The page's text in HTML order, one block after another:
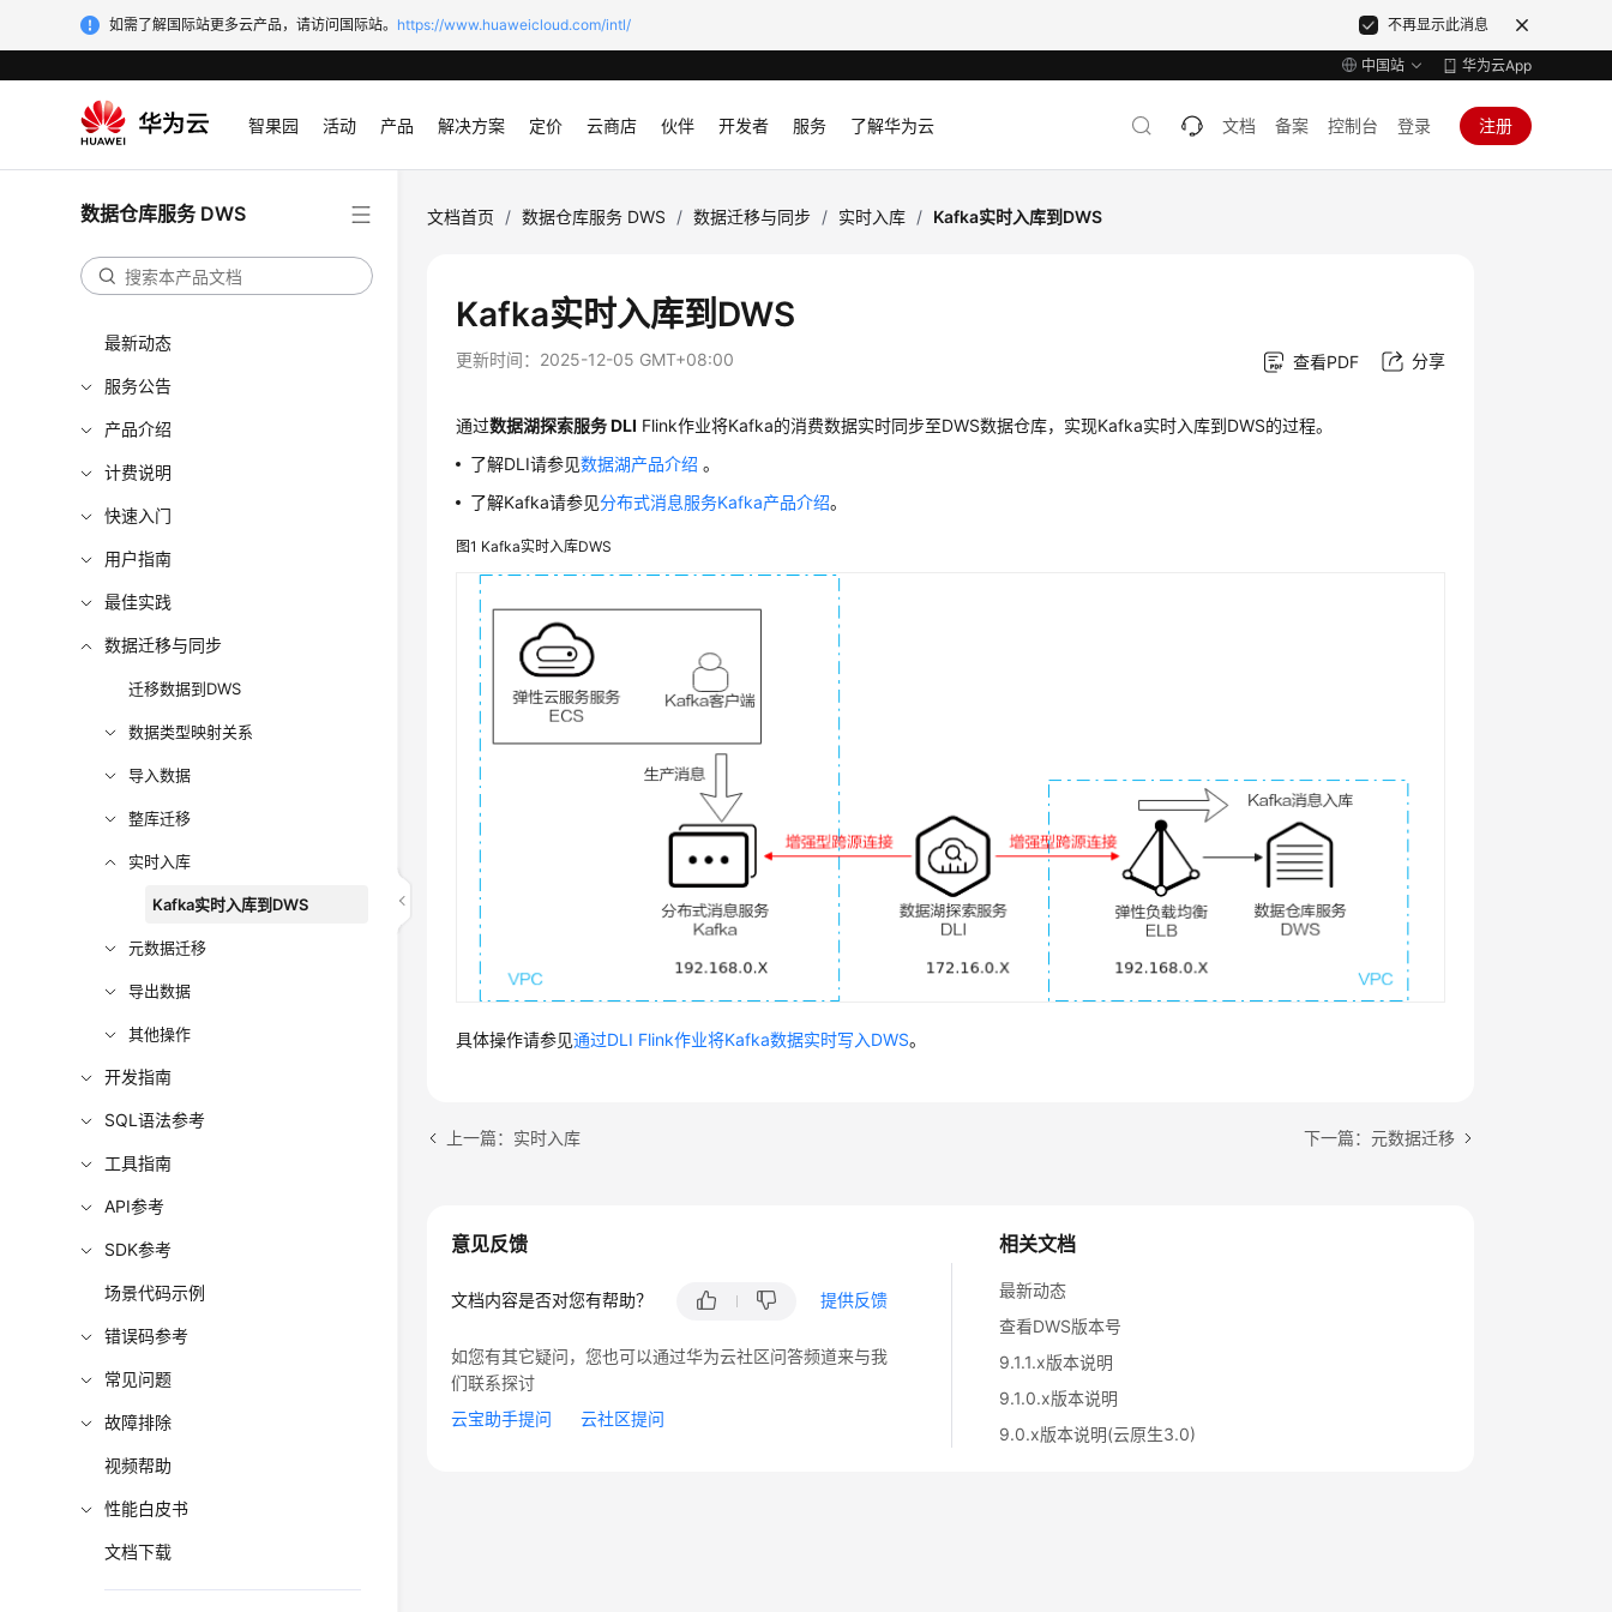
如需了解国际站更多云产品，请访问国际站。 https://www.huaweicloud.com/intl/ 不再显示此消息
中国站 华为云App
智果园 活动 产品 解决方案 定价 云商店 伙伴 开发者 服务 了解华为云 文档 备案 控制台 登录 注册
数据仓库服务 DWS
最新动态
服务公告
产品介绍
计费说明
快速入门
用户指南
最佳实践
数据迁移与同步
迁移数据到DWS
数据类型映射关系
导入数据
整库迁移
实时入库
Kafka实时入库到DWS
元数据迁移
导出数据
其他操作
开发指南
SQL语法参考
工具指南
API参考
SDK参考
场景代码示例
错误码参考
常见问题
故障排除
视频帮助
性能白皮书
文档下载
文档首页 / 数据仓库服务 DWS / 数据迁移与同步 / 实时入库 / Kafka实时入库到DWS
Kafka实时入库到DWS
更新时间： 2025-12-05 GMT+08:00 查看PDF 分享
通过数据湖探索服务 DLI Flink作业将Kafka的消费数据实时同步至DWS数据仓库，实现Kafka实时入库到DWS的过程。
了解DLI请参见数据湖产品介绍 。
了解Kafka请参见分布式消息服务Kafka产品介绍。
图1 Kafka实时入库DWS
具体操作请参见通过DLI Flink作业将Kafka数据实时写入DWS。
上一篇：实时入库 下一篇：元数据迁移
相关文档
最新动态
查看DWS版本号
9.1.1.x版本说明
9.1.0.x版本说明
9.0.x版本说明(云原生3.0)
意见反馈
文档内容是否对您有帮助？ 提供反馈
如您有其它疑问，您也可以通过华为云社区问答频道来与我
们联系探讨
云宝助手提问
云社区提问